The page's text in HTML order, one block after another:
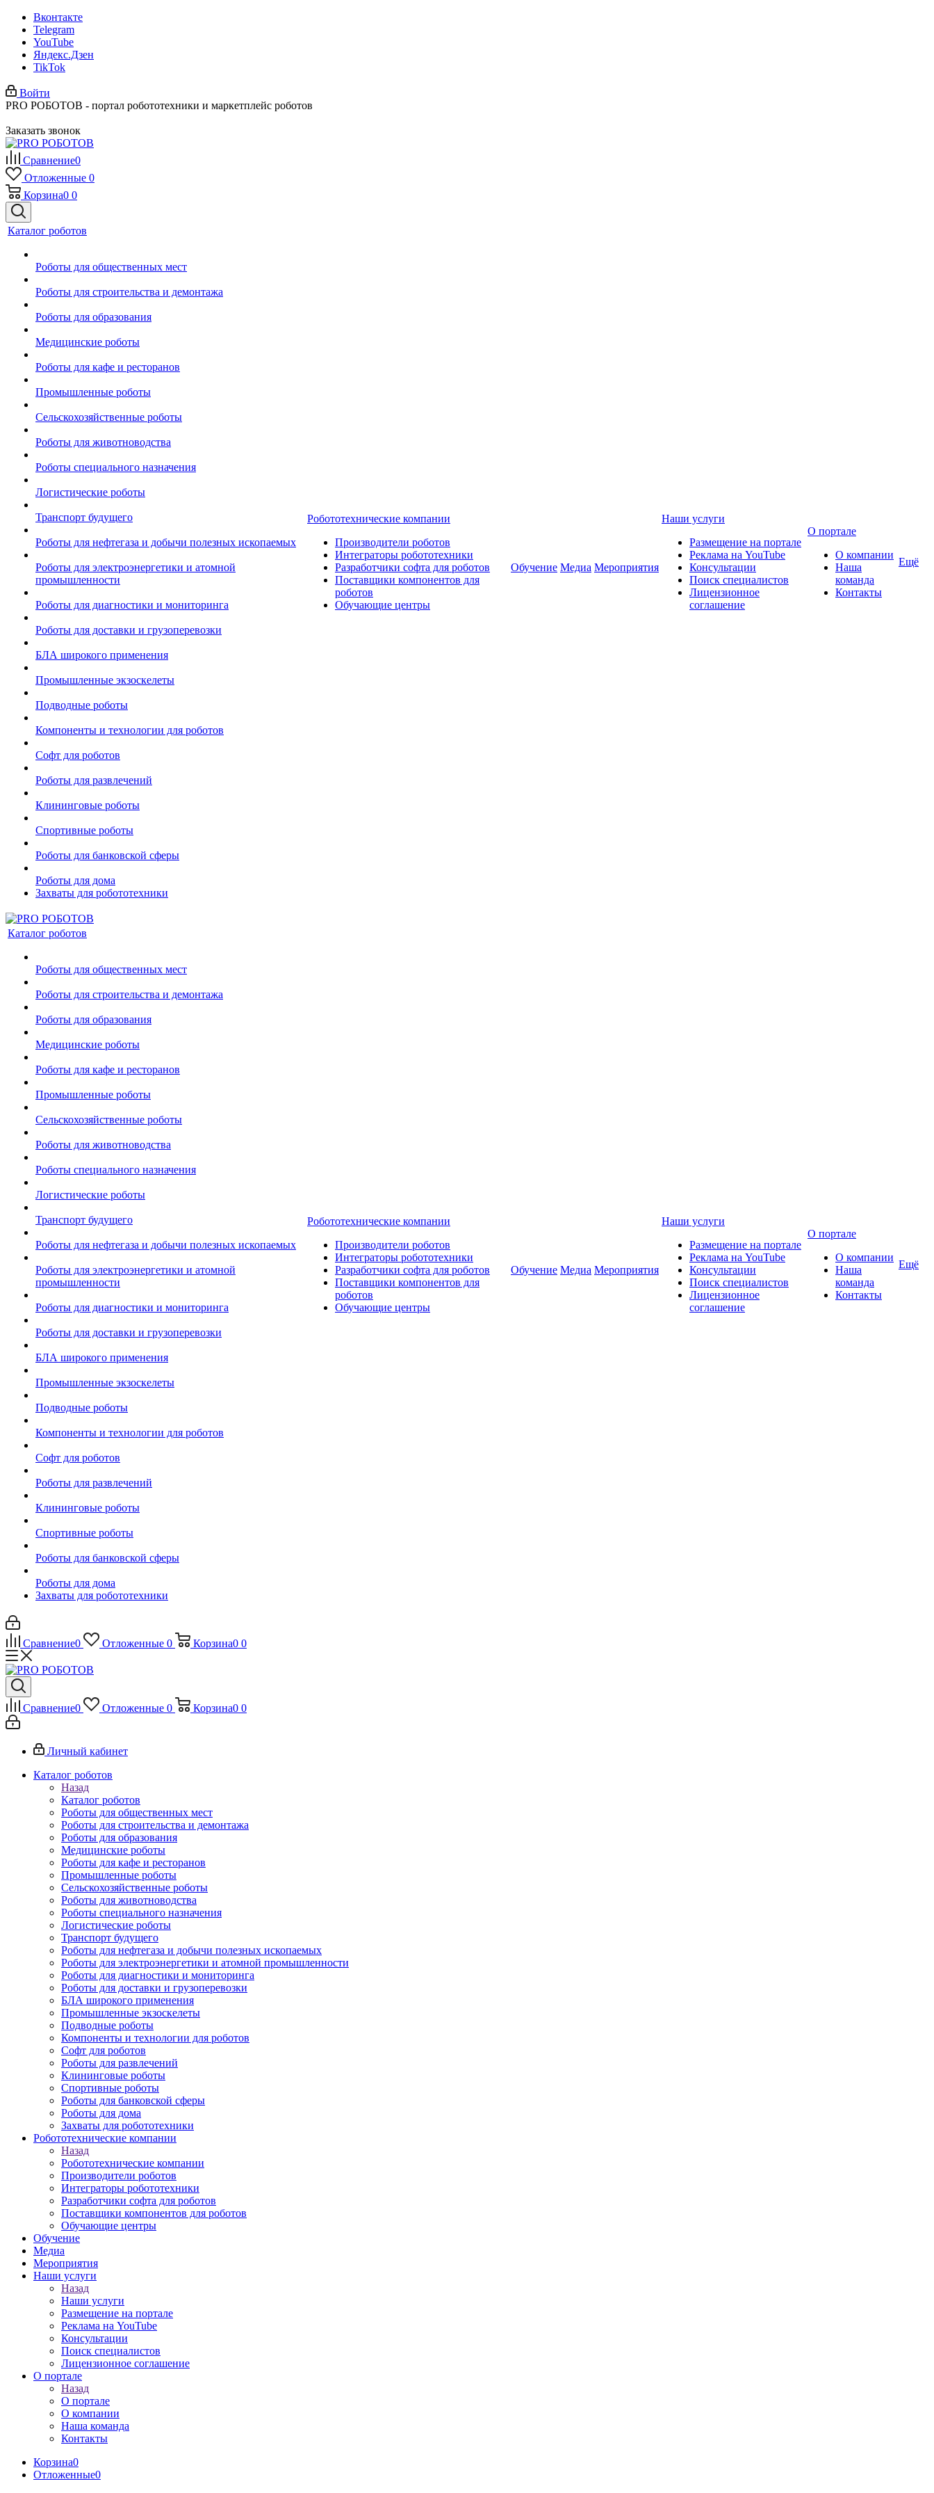
Вконтакте
Telegram
YouTube
Яндекс.Дзен
TikTok
Войти
PRO РОБОТОВ - портал робототехники и маркетплейс роботов
Заказать звонок
Сравнение0
Отложенные 0
Корзина0 0
Каталог роботов
Роботы для общественных мест
Роботы для строительства и демонтажа
Роботы для образования
Медицинские роботы
Роботы для кафе и ресторанов
Промышленные роботы
Сельскохозяйственные роботы
Роботы для животноводства
Роботы специального назначения
Логистические роботы
Транспорт будущего
Роботы для нефтегаза и добычи полезных ископаемых
Роботы для электроэнергетики и атомной
промышленности
Роботы для диагностики и мониторинга
Роботы для доставки и грузоперевозки
БЛА широкого применения
Промышленные экзоскелеты
Подводные роботы
Компоненты и технологии для роботов
Софт для роботов
Роботы для развлечений
Клининговые роботы
Спортивные роботы
Роботы для банковской сферы
Роботы для дома
Захваты для робототехники
Робототехнические компании
Производители роботов
Интеграторы робототехники
Разработчики софта для роботов
Поставщики компонентов для
роботов
Обучающие центры
Обучение Медиа Мероприятия
Наши услуги
Размещение на портале
Реклама на YouTube
Консультации
Поиск специалистов
Лицензионное
соглашение
О портале
О компании
Наша
команда
Контакты
Ещё
Каталог роботов
Роботы для общественных мест
Роботы для строительства и демонтажа
Роботы для образования
Медицинские роботы
Роботы для кафе и ресторанов
Промышленные роботы
Сельскохозяйственные роботы
Роботы для животноводства
Роботы специального назначения
Логистические роботы
Транспорт будущего
Роботы для нефтегаза и добычи полезных ископаемых
Роботы для электроэнергетики и атомной
промышленности
Роботы для диагностики и мониторинга
Роботы для доставки и грузоперевозки
БЛА широкого применения
Промышленные экзоскелеты
Подводные роботы
Компоненты и технологии для роботов
Софт для роботов
Роботы для развлечений
Клининговые роботы
Спортивные роботы
Роботы для банковской сферы
Роботы для дома
Захваты для робототехники
Робототехнические компании
Производители роботов
Интеграторы робототехники
Разработчики софта для роботов
Поставщики компонентов для
роботов
Обучающие центры
Обучение Медиа Мероприятия
Наши услуги
Размещение на портале
Реклама на YouTube
Консультации
Поиск специалистов
Лицензионное
соглашение
О портале
О компании
Наша
команда
Контакты
Ещё
Сравнение0 Отложенные 0 Корзина0 0
Сравнение0 Отложенные 0 Корзина0 0
Личный кабинет
Каталог роботов
Назад
Каталог роботов
Роботы для общественных мест
Роботы для строительства и демонтажа
Роботы для образования
Медицинские роботы
Роботы для кафе и ресторанов
Промышленные роботы
Сельскохозяйственные роботы
Роботы для животноводства
Роботы специального назначения
Логистические роботы
Транспорт будущего
Роботы для нефтегаза и добычи полезных ископаемых
Роботы для электроэнергетики и атомной промышленности
Роботы для диагностики и мониторинга
Роботы для доставки и грузоперевозки
БЛА широкого применения
Промышленные экзоскелеты
Подводные роботы
Компоненты и технологии для роботов
Софт для роботов
Роботы для развлечений
Клининговые роботы
Спортивные роботы
Роботы для банковской сферы
Роботы для дома
Захваты для робототехники
Робототехнические компании
Назад
Робототехнические компании
Производители роботов
Интеграторы робототехники
Разработчики софта для роботов
Поставщики компонентов для роботов
Обучающие центры
Обучение
Медиа
Мероприятия
Наши услуги
Назад
Наши услуги
Размещение на портале
Реклама на YouTube
Консультации
Поиск специалистов
Лицензионное соглашение
О портале
Назад
О портале
О компании
Наша команда
Контакты
Корзина0
Отложенные0